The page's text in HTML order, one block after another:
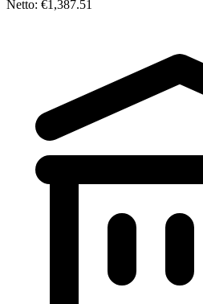
Netto: €1,387.51